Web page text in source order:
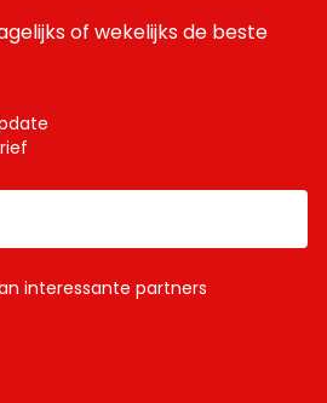
of wekelijks de beste
interessante partners